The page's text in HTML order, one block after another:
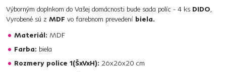
Výborným doplnkom do Vašej domácnosti bude sada políc - 4 ks DIDO,
Vyrobené sú z MDF vo farebnom prevedení biela.
Materiál: MDF
Farba: biela
Rozmery police 1(ŠxVxH): 26x26x20 cm